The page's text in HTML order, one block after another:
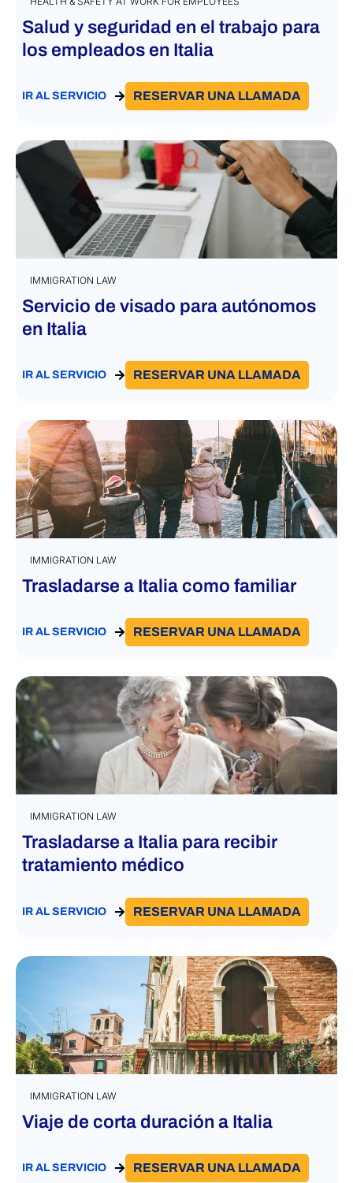
Salud y seguridad en el trabajo para
los empleados en Italia
IR AL SERVICIO RESERVAR UNA LLAMADA
IMMIGRATION LAW
Servicio de visado para autónomos
en Italia
IR AL SERVICIO RESERVAR UNA LLAMADA
IMMIGRATION LAW
Trasladarse a Italia como familiar
IR AL SERVICIO RESERVAR UNA LLAMADA
IMMIGRATION LAW
Trasladarse a Italia para recibir
tratamiento médico
IR AL SERVICIO RESERVAR UNA LLAMADA
IMMIGRATION LAW
Viaje de corta duración a Italia
IR AL SERVICIO RESERVAR UNA LLAMADA